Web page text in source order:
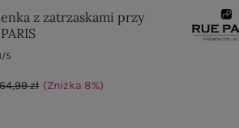
z zatrzaskami przy
5
64,99 zł (Zniżka 8%)